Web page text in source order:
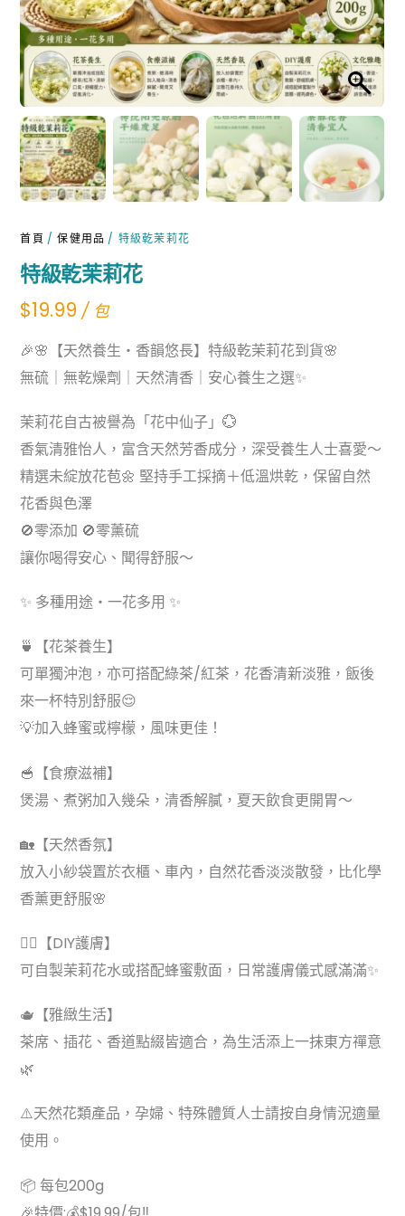
首頁 /保健用品 / 特級乾茉莉花
特級乾茉莉花
$19.99 / 包
🎉🌸【天然養生・香韻悠長】特級乾茉莉花到貨🌸
無硫｜無乾燥劑｜天然清香｜安心養生之選✨
茉莉花自古被譽為「花中仙子」💮
香氣清雅怡人，富含天然芳香成分，深受養生人士喜愛～
精選未綻放花苞🌼 堅持手工採摘＋低溫烘乾，保留自然
花香與色澤
🚫零添加 🚫零薰硫
讓你喝得安心、聞得舒服～
✨ 多種用途・一花多用 ✨
🍵【花茶養生】
可單獨沖泡，亦可搭配綠茶/紅茶，花香清新淡雅，飯後
來一杯特別舒服😌
💡加入蜂蜜或檸檬，風味更佳！
🥣【食療滋補】
煲湯、煮粥加入幾朵，清香解膩，夏天飲食更開胃～
🏡【天然香氛】
放入小紗袋置於衣櫃、車內，自然花香淡淡散發，比化學
香薰更舒服🌸
💆‍♀️【DIY護膚】
可自製茉莉花水或搭配蜂蜜敷面，日常護膚儀式感滿滿✨
🫖【雅緻生活】
茶席、插花、香道點綴皆適合，為生活添上一抹東方禪意
🌿
⚠️天然花類產品，孕婦、特殊體質人士請按自身情況適量
使用。
📦 每包200g